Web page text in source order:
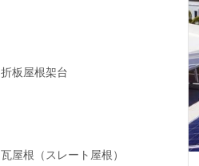
折板屋根架台
瓦屋根（スレート屋根）